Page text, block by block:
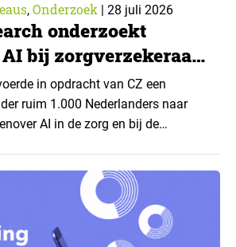
, Onderzoek | 28 juli 2026
onderzoekt
bij zorgverzekeraar
in opdracht van CZ een
ruim 1.000 Nederlanders naar
AI in de zorg en bij de
waar trekken zij een grens? Dit
door kennispartner Miles
zijn…